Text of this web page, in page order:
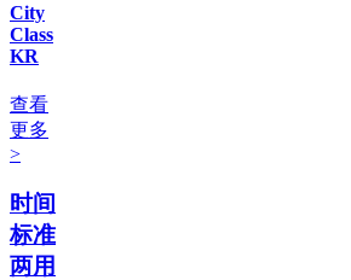
City
Class
KR
查看
更多
>
时间
标准
两用